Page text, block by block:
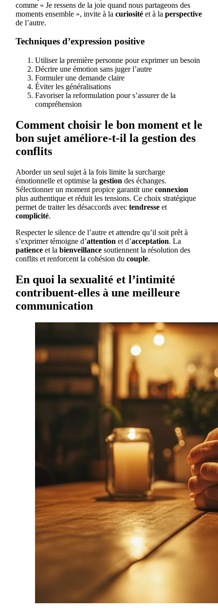
comme « Je ressens de la joie quand nous partageons des
moments ensemble », invite à la curiosité et à la perspective
de l’autre.
Techniques d’expression positive
Utiliser la première personne pour exprimer un besoin
Décrire une émotion sans juger l’autre
Formuler une demande claire
Éviter les généralisations
Favoriser la reformulation pour s’assurer de la
compréhension
Comment choisir le bon moment et le
bon sujet améliore-t-il la gestion des
conflits
Aborder un seul sujet à la fois limite la surcharge
émotionnelle et optimise la gestion des échanges.
Sélectionner un moment propice garantit une connexion
plus authentique et réduit les tensions. Ce choix stratégique
permet de traiter les désaccords avec tendresse et
complicité.
Respecter le silence de l’autre et attendre qu’il soit prêt à
s’exprimer témoigne d’attention et d’acceptation. La
patience et la bienveillance soutiennent la résolution des
conflits et renforcent la cohésion du couple.
En quoi la sexualité et l’intimité
contribuent-elles à une meilleure
communication